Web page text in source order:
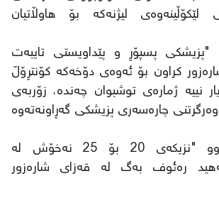
لێکۆڵینەوەی لیژنەکە بۆ هاوڵاتیان
"پزیشکی پسپۆڕ و پێداویستی تایبەت
کراون بۆ ئەوەی دۆخەکە کۆنتڕۆڵ
نییە ژمارەی توشبوان چەندە، زۆربەی
چارەسەری پزیشکی گەڕاونەتەوە
ئەوەشی خستەڕوو "نزیکەی 20 بۆ 25 نەخۆش لە
رەئوف بەگ لە قەزای شارەزور